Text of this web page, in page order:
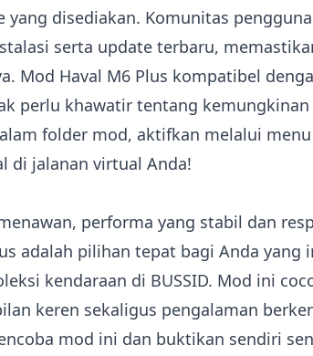
yang disediakan. Komunitas
serta update terbaru,
Mod Haval M6 Plus kompatibel
perlu khawatir tentang
folder mod, aktifkan melalui
di jalanan virtual Anda!
performa yang stabil dan
adalah pilihan tepat bagi Anda yang
kendaraan di BUSSID. Mod ini
keren sekaligus pengalaman
mod ini dan buktikan sendiri